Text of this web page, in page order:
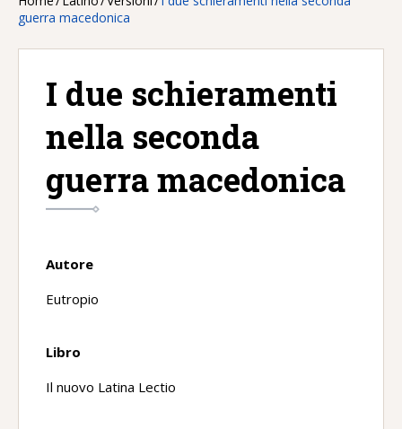
guerra macedonica
I due schieramenti
nella seconda
guerra macedonica
Autore
Eutropio
Libro
Il nuovo Latina Lectio